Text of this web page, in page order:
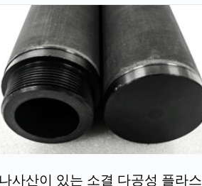
나사산이 있는 소결 다공성 플라스